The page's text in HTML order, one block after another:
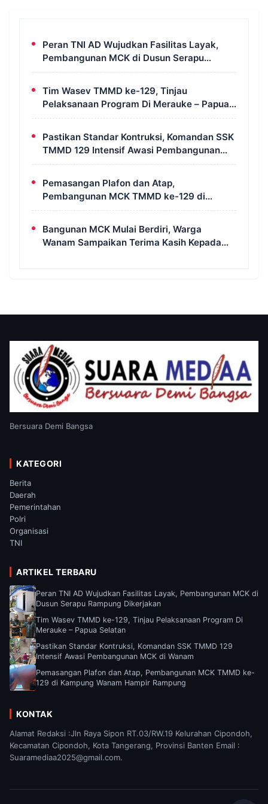
Peran TNI AD Wujudkan Fasilitas Layak,
Pembangunan MCK di Dusun Serapu
Rampung Dikerjakan
Tim Wasev TMMD ke-129, Tinjau
Pelaksanaan Program Di Merauke – Papua
Selatan
Pastikan Standar Kontruksi, Komandan SSK
TMMD 129 Intensif Awasi Pembangunan
MCK di Wanam
Pemasangan Plafon dan Atap,
Pembangunan MCK TMMD ke-129 di
Kampung Wanam Hampir Rampung
Bangunan MCK Mulai Berdiri, Warga
Wanam Sampaikan Terima Kasih Kepada
Bersuara Demi Bangsa
KATEGORI
Berita
Daerah
Pemerintahan
Polri
Organisasi
TNI
ARTIKEL TERBARU
Peran TNI AD Wujudkan Fasilitas Layak, Pembangunan MCK di
Dusun Serapu Rampung Dikerjakan
Tim Wasev TMMD ke-129, Tinjau Pelaksanaan Program Di
Merauke – Papua Selatan
Pastikan Standar Kontruksi, Komandan SSK TMMD 129
Intensif Awasi Pembangunan MCK di Wanam
Pemasangan Plafon dan Atap, Pembangunan MCK TMMD ke-
129 di Kampung Wanam Hampir Rampung
KONTAK
Alamat Redaksi :Jln Raya Sipon RT.03/RW.19 Kelurahan Cipondoh,
Kecamatan Cipondoh, Kota Tangerang, Provinsi Banten Email :
Suaramediaa2025@gmail.com.